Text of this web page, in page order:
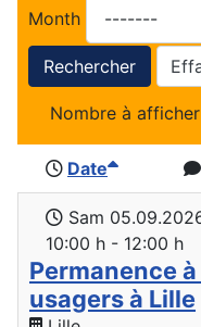
Month
Rechercher
Nombre à afficher
Date
Sam
10:00 h - 12:00 h
Permanence
usagers à Lille